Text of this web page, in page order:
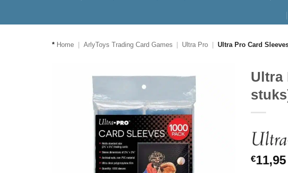
* Home ArlyToys Trading Card Games Ultra Pro Ultra Pro Card
Ultra
€11,95